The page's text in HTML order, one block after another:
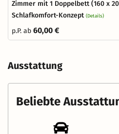
Zimmer mit 1 Doppelbett (160 x
Schlafkomfort-Konzept (Details)
p.P. ab 60,00 €
Ausstattung
Beliebte